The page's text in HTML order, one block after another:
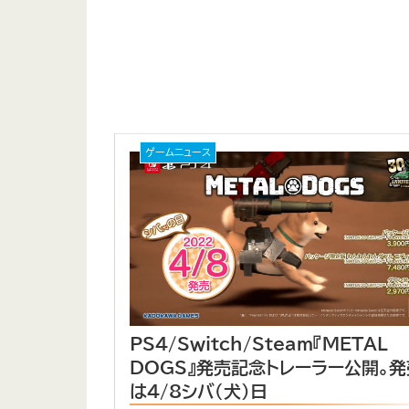
ゲームニュース
PS4/Switch/Steam『METAL
DOGS』発売記念トレーラー公開。
は4/8シバ（犬）日